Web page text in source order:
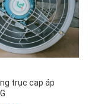
trục cap áp